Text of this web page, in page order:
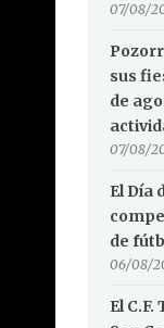
07/08/
sus
de
07/08/
El Día
de
06/08/
El